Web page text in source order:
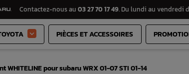
Contactez-nous au 03 27 70 17 49. Du lundi au vendredi
 PIÈCES ET ACCESSOIRES
WHITELINE pour subaru WRX 01-07 STI 01-14